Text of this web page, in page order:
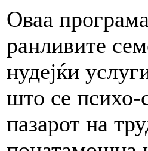
Оваа
ранливите
нудејќи
што се психо-
пазарот на